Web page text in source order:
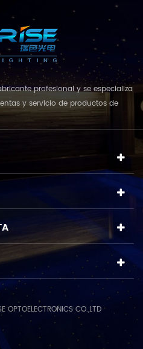
profesional y se especializa
y servicio de productos de
variedad de unidades de
comercial y de paisaje. con el
combina u...
CO.,LTD